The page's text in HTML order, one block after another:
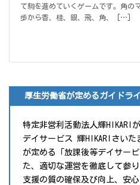
て駒を進めていくゲームです。角の
歩から香、桂、銀、飛、角、 […]
厚生労働省が定めるガイドラ
特定非営利活動法人輝HIKARI
デイサービス 輝HIKARIさい
が定める「放課後等デイサー
た、適切な運営を徹底して参り
支援の質の確保及び向上、安